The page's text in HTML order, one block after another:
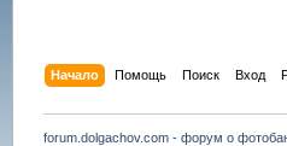
Начало Помощь Поиск Вход
forum.dolgachov.com - форум о